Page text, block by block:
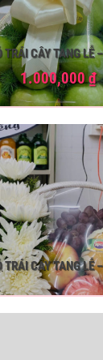
TRÁI CÂY TANG LỄ
1.000,000₫
TRÁI CÂY TANG LỄ